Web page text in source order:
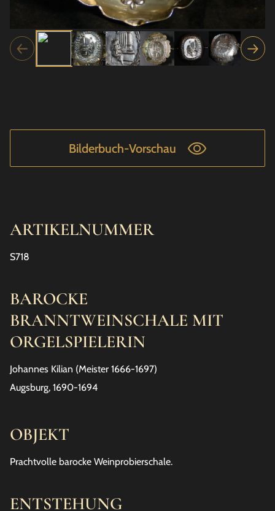
OBJEKT
Prachtvolle barocke Weinprobierschale.
ENTSTEHUNG
Bilderbuch-Vorschau
ARTIKELNUMMER
S718
BAROCKE
BRANNTWEINSCHALE MIT
ORGELSPIELERIN
Johannes Kilian (Meister 1666-1697)
Augsburg, 1690-1694